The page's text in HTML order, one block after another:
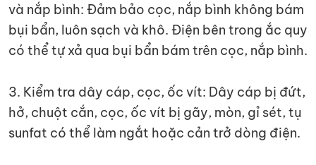
và nắp bình: Đảm bảo cọc, nắp bình không bám
bụi bẩn, luôn sạch và khô. Điện bên trong ắc quy
có thể tự xả qua bụi bẩn bám trên cọc, nắp bình.
3. Kiểm tra dây cáp, cọc, ốc vít: Dây cáp bị đứt,
hở, chuột cắn, cọc, ốc vít bị gãy, mòn, gỉ sét, tụ
sunfat có thể làm ngắt hoặc cản trở dòng điện.